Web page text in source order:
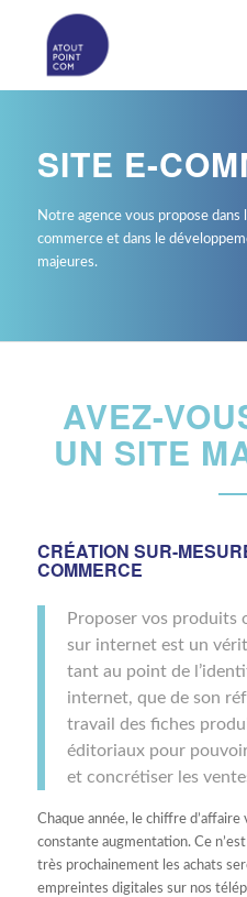
SITE E-
Notre agence vous propose
commerce et dans le
majeures.
AVEZ-
UN SITE
CRÉATION SUR-
COMMERCE
Proposer vos produits
sur internet est un
tant au point de
internet, que de son
travail des fiches
éditoriaux pour
et concrétiser les
Chaque année, le chiffre
constante augmentation. Ce
très prochainement les achats
empreintes digitales sur nos